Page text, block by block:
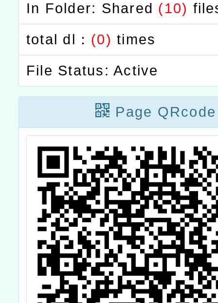
In Folder: Shared (10)
total dl： (0) times
File Status: Active
Page QRcode